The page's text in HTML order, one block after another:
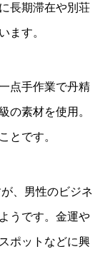
長期滞在や別荘
ます。
点手作業で丹精
の素材を使用。
とです。
、男性のビジネ
うです。金運や
ポットなどに興